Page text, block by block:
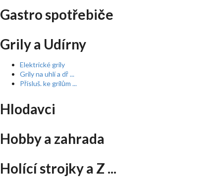
Gastro spotřebiče
Grily a Udírny
Elektrické grily
Grily na uhlí a dř ...
Přísluš. ke grilům ...
Hlodavci
Hobby a zahrada
Holící strojky a Z ...